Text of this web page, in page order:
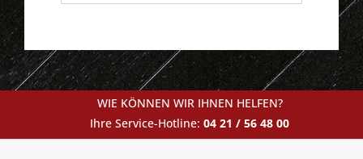
WIE KÖNNEN WIR IHNEN HELFEN?
Ihre Service-Hotline: 04 21 / 56 48 00